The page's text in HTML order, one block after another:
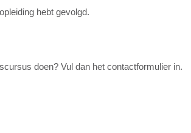
hebt gevolgd.
doen? Vul dan het contactformulier in.